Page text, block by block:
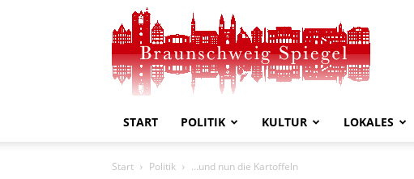
Spiegel
START POLITIK KULTUR LOKALES
Start Politik …und nun die Kartoffeln